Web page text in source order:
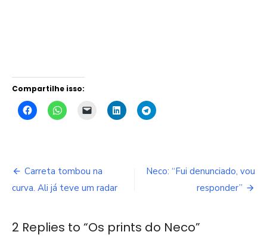
Compartilhe isso:
Navegação
de
Carreta tombou na
curva. Ali já teve um radar
Neco: “Fui denunciado, vou
responder”
2 Replies to “Os prints do Neco”